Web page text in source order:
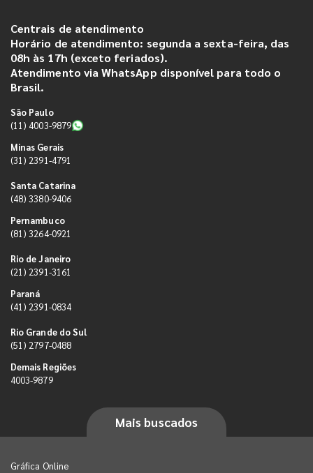
Centrais de atendimento
Horário de atendimento: segunda a sexta-feira, das
08h às 17h (exceto feriados).
Atendimento via WhatsApp disponível para todo o
Brasil.
São Paulo
(11) 4003-9879
Minas Gerais
(31) 2391-4791
Santa Catarina
(48) 3380-9406
Pernambuco
(81) 3264-0921
Rio de Janeiro
(21) 2391-3161
Paraná
(41) 2391-0834
Rio Grande do Sul
(51) 2797-0488
Demais Regiões
4003-9879
Mais buscados
Gráfica Online